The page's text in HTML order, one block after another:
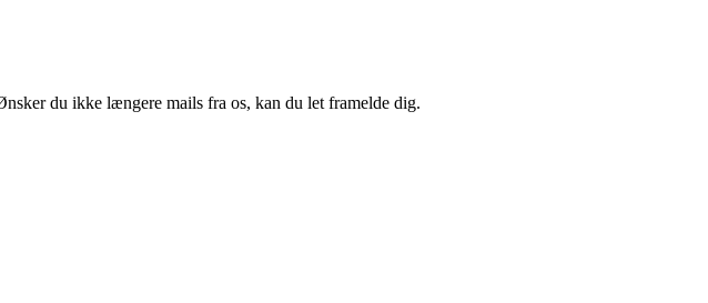
du ikke længere mails fra os, kan du let framelde dig.